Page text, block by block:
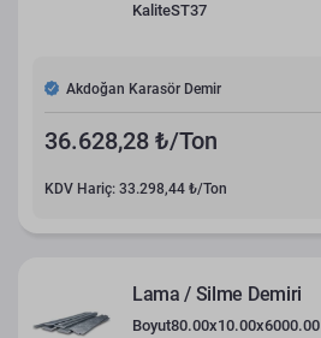
KaliteST37
Akdoğan Karasör Demir
36.628,28 ₺/Ton
KDV Hariç: 33.298,44 ₺/Ton
Lama / Silme Demiri
Boyut80.00x10.00x6000.00